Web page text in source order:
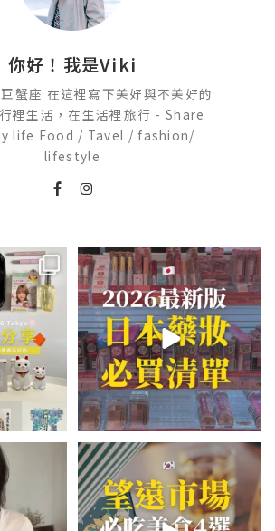
你好！我是Viki
蟹座 在這裡寫下美好與不美好的
裡生活，在生活裡旅行 - Share
life Food / Tavel / fashion/
lifestyle
藥妝店/百
券給你...
22
2026🇯🇵日本藥妝店必買什麼
日本最近紅什麼？...
118 20
給你！ \🇰🇷韓國望遠市場4家必吃美食
😋/
💭留言「望遠市場」傳地址給你
340 59